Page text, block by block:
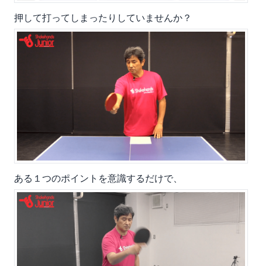
押して打ってしまったりしていませんか？
ある１つのポイントを意識するだけで、